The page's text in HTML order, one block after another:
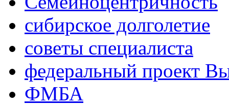
сибирское долголетие
советы специалиста
федеральный проект
ФМБА